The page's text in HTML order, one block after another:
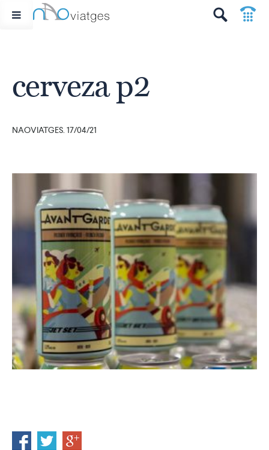
cerveza p2
NAOVIATGES. 17/04/21
t
p